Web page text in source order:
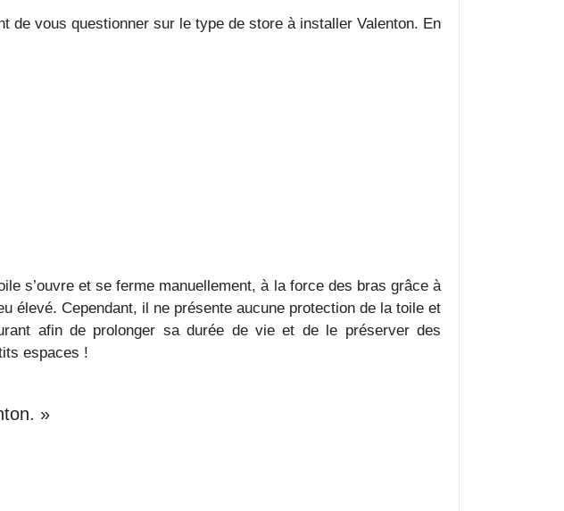
de vous questionner sur le type de store à installer Valenton. En
s’ouvre et se ferme manuellement, à la force des bras grâce à
élevé. Cependant, il ne présente aucune protection de la toile et
afin de prolonger sa durée de vie et de le préserver des
espaces !
»